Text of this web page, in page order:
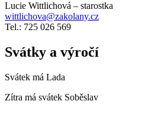
Lucie Wittlichová – starostka
wittlichova@zakolany.cz
Tel.: 725 026 569
Svátky a výročí
Svátek má Lada
Zítra má svátek Soběslav